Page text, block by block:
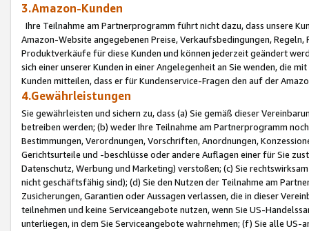
3.Amazon-Kunden
Ihre Teilnahme am Partnerprogramm führt nicht dazu, dass unsere
Amazon-Website angegebenen Preise, Verkaufsbedingungen,
Produktverkäufe für diese Kunden und können jederzeit geändert
sich einer unserer Kunden in einer Angelegenheit an Sie wenden, die
Kunden mitteilen, dass er für Kundenservice-Fragen den auf der
4.Gewährleistungen
Sie gewährleisten und sichern zu, dass (a) Sie gemäß dieser
betreiben werden; (b) weder Ihre Teilnahme am Partnerprogramm
Bestimmungen, Verordnungen, Vorschriften, Anordnungen,
Gerichtsurteile und -beschlüsse oder andere Auflagen einer für Sie
Datenschutz, Werbung und Marketing) verstoßen; (c) Sie
nicht geschäftsfähig sind); (d) Sie den Nutzen der Teilnahme am
Zusicherungen, Garantien oder Aussagen verlassen, die in dieser
teilnehmen und keine Serviceangebote nutzen, wenn Sie US-
unterliegen, in dem Sie Serviceangebote wahrnehmen; (f) Sie alle